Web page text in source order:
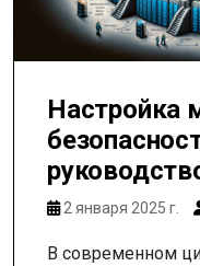
Настройка
2 января 2025 г.
В современном